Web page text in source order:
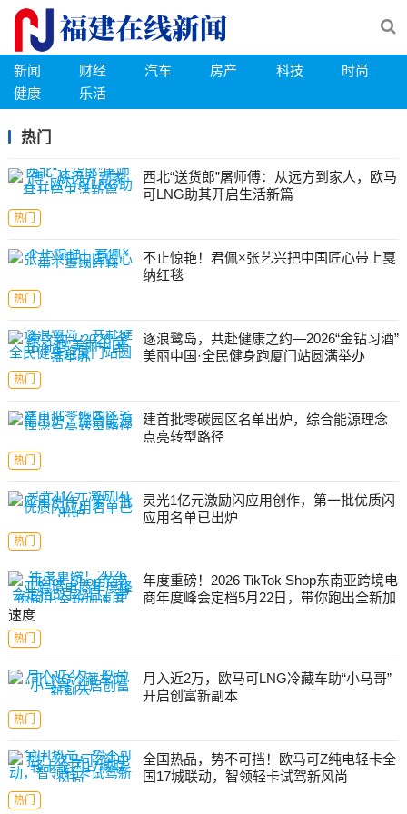
新闻 财经 汽车 房产 科技
时尚
健康
乐活
热门
西北“送货郎”屠师傅：从远方到家人，欧马
可LNG助其开启生活新篇
热门
不止惊艳！君佩×张艺兴把中国匠心带上戛
纳红毯
热门
逐浪鹭岛，共赴健康之约—2026“金钻习酒”
美丽中国·全民健身跑厦门站圆满举办
热门
建首批零碳园区名单出炉，综合能源理念
点亮转型路径
热门
灵光1亿元激励闪应用创作，第一批优质闪
应用名单已出炉
热门
年度重磅！2026 TikTok Shop东南亚跨境电
商年度峰会定档5月22日，带你跑出全新加
速度
热门
月入近2万，欧马可LNG冷藏车助“小马哥”
开启创富新副本
热门
全国热品，势不可挡！欧马可Z纯电轻卡全
国17城联动，智领轻卡试驾新风尚
热门